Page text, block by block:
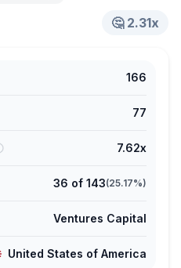
🤔 2.31x
166
77
7.62x
36 of 143(25.17%)
Ventures Capital
United States of America